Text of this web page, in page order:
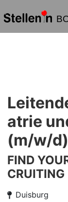
atrie
(m/w/d)
FIND
CRUITING
Duisburg